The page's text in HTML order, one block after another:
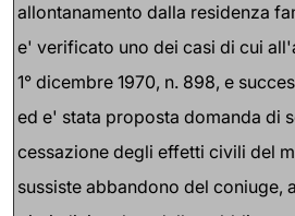
allontanamento dalla residenza
e' verificato uno dei casi di cui
1° dicembre 1970, n. 898, e
ed e' stata proposta domanda di
cessazione degli effetti civili del
sussiste abbandono del coniuge,